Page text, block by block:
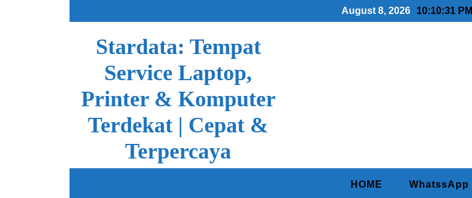
August 8, 2026 10:10:32 PM
Stardata: Tempat
Service Laptop,
Printer & Komputer
Terdekat | Cepat &
Terpercaya
HOME WhatssApp